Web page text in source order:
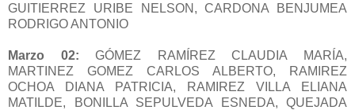
GUITIERREZ URIBE NELSON, CARDONA BENJUMEA
RODRIGO ANTONIO
Marzo 02: GÓMEZ RAMÍREZ CLAUDIA MARÍA,
MARTINEZ GOMEZ CARLOS ALBERTO, RAMIREZ
OCHOA DIANA PATRICIA, RAMIREZ VILLA ELIANA
MATILDE, BONILLA SEPULVEDA ESNEDA, QUEJADA